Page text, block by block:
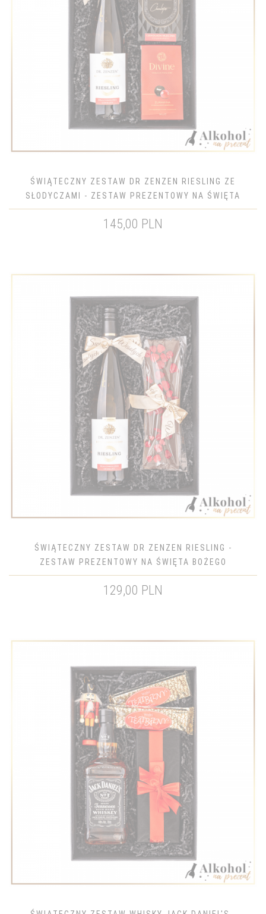
ŚWIĄTECZNY ZESTAW DR ZENZEN RIESLING ZE
SŁODYCZAMI - ZESTAW PREZENTOWY NA ŚWIĘTA
BOŻEGO NARODZENIA
145,00 PLN
ŚWIĄTECZNY ZESTAW DR ZENZEN RIESLING -
ZESTAW PREZENTOWY NA ŚWIĘTA BOŻEGO
NARODZENIA
129,00 PLN